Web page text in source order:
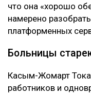
что она «хорошо
намерено
платформенных
Больницы
Касым-Жомарт
работников и